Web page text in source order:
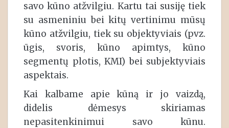
savo kūno atžvilgiu. Kartu tai susiję tiek
su asmeniniu bei kitų vertinimu mūsų
kūno atžvilgiu, tiek su objektyviais (pvz.
ūgis, svoris, kūno apimtys, kūno
segmentų plotis, KMI) bei subjektyviais
aspektais.
Kai kalbame apie kūną ir jo vaizdą,
didelis dėmesys skiriamas
nepasitenkinimui savo kūnu.